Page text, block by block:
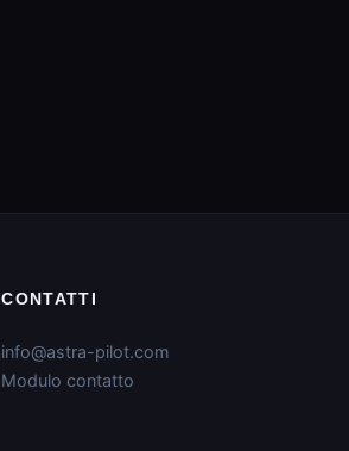
CONTATTI
info@astra-pilot.com
Modulo contatto